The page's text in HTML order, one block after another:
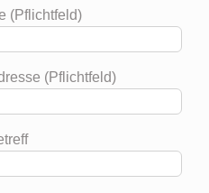
(Pflichtfeld)
(Pflichtfeld)